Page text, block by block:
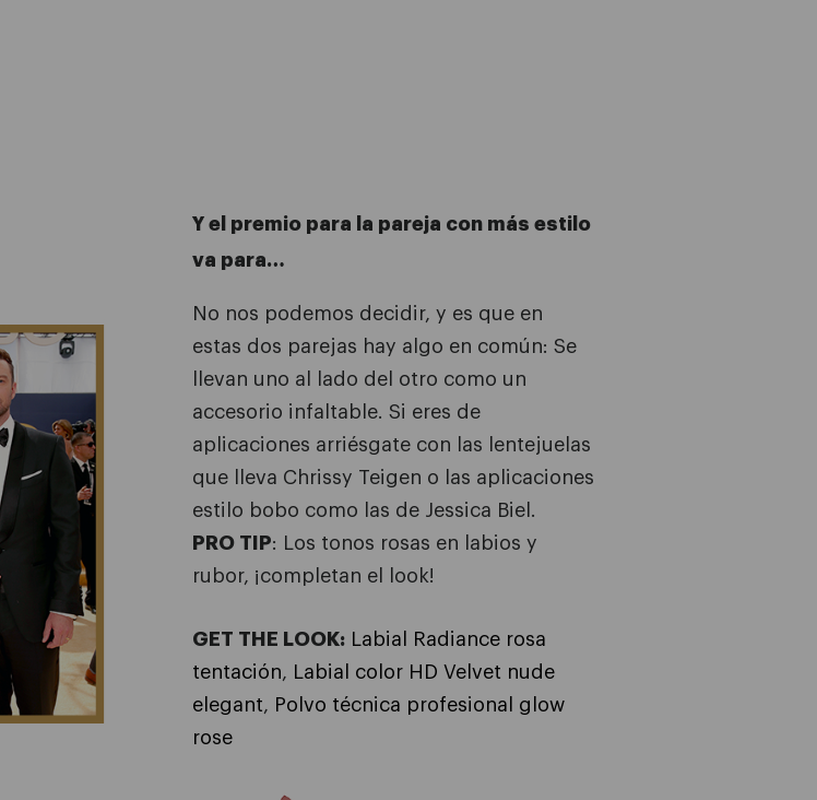
Y el premio para la pareja con más estilo
va para…
No nos podemos decidir, y es que en
estas dos parejas hay algo en común: Se
llevan uno al lado del otro como un
accesorio infaltable. Si eres de
aplicaciones arriésgate con las lentejuelas
que lleva Chrissy Teigen o las aplicaciones
estilo bobo como las de Jessica Biel.
PRO TIP: Los tonos rosas en labios y
rubor, ¡completan el look!
GET THE LOOK: Labial Radiance rosa
tentación, Labial color HD Velvet nude
elegant, Polvo técnica profesional glow
rose